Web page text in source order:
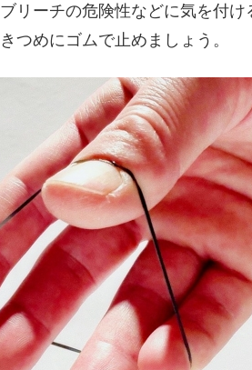
ーチの危険性などに気を付
つめにゴムで止めましょう。